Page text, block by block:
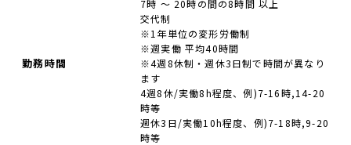
勤務時間
7時 ～ 20時の間の8時間 以上
交代制
※1年単位の変形労働制
※週実働 平均40時間
※4週8休制・週休3日制で時間が異なり
ます
4週8休/実働8h程度、例)7-16時,14-20
時等
週休3日/実働10h程度、例)7-18時,9-20
時等